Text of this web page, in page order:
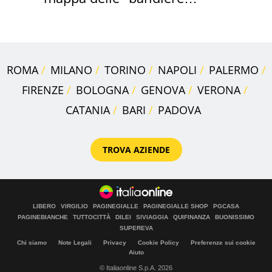
ROMA MILANO TORINO NAPOLI
PALERMO
FIRENZE
BOLOGNA GENOVA
VERONA
CATANIA
BARI PADOVA
TROVA AZIENDE
LIBERO VIRGILIO PAGINEGIALLE PAGINEGIALLE SHOP
PGCASA
PAGINEBIANCHE
TUTTOCITTÀ DILEI SIVIAGGIA QUIFINANZA
BUONISSIMO
SUPEREVA
Chi siamo Note Legali Privacy Cookie Policy
Preferenze sui cookie
Aiuto
© Italiaonline S.p.A. 2026